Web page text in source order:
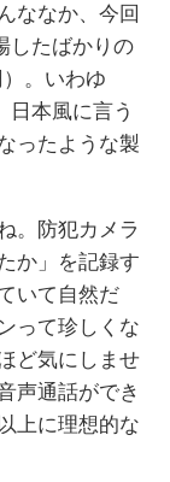
ななか、今回
したばかりの
。いわゆ
日本風に言う
ったような製
。防犯カメラ
か」を記録す
いて自然だ
って珍しくな
ど気にしませ
声通話ができ
上に理想的な